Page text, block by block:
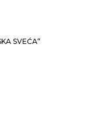
SVEĆA“